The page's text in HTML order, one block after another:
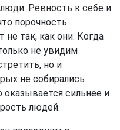
Ревность к себе и
порочность
не так, как они. Когда
не увидим
но и
не собирались
сильнее и
людей.